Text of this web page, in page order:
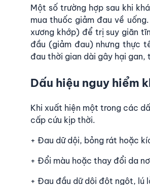
Một số trường hợp sau khi
mua thuốc giảm đau về
xương khớp) để trị suy giãn
đầu (giảm đau) nhưng thực
đau thời gian dài gây hại gan,
Dấu hiệu nguy hiểm
Khi xuất hiện một trong các
cấp cứu kịp thời.
+ Đau dữ dội, bỏng rát hoặc
+ Đổi màu hoặc thay đổi da
+ Đau đầu dữ dội đột ngột, lú